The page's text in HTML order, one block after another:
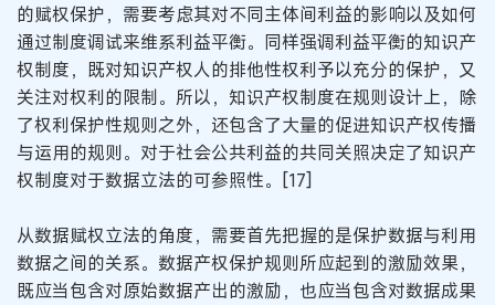
的赋权保护，需要考虑其对不同主体间利益的影响以及如何
通过制度调试来维系利益平衡。同样强调利益平衡的知识产
权制度，既对知识产权人的排他性权利予以充分的保护，又
关注对权利的限制。所以，知识产权制度在规则设计上，除
了权利保护性规则之外，还包含了大量的促进知识产权传播
与运用的规则。对于社会公共利益的共同关照决定了知识产
权制度对于数据立法的可参照性。[17]
从数据赋权立法的角度，需要首先把握的是保护数据与利用
数据之间的关系。数据产权保护规则所应起到的激励效果，
既应当包含对原始数据产出的激励，也应当包含对数据成果